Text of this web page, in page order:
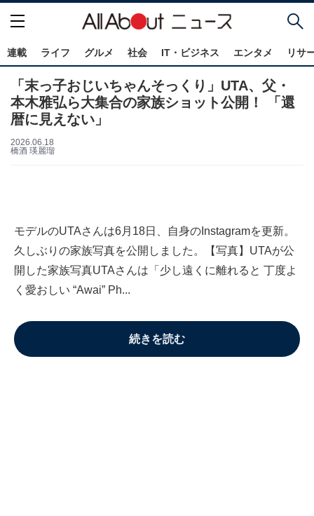
連載 ライフ グルメ 社会 IT・ビジネス エンタメ リサ
「末っ子おじいちゃんそっくり」UTA、父・
本木雅弘ら大集合の家族ショット公開！ 「還
暦に見えない」
2026.06.18
橋酒 瑛麗瑠
モデルのUTAさんは6月18日、自身のInstagramを更新。
久しぶりの家族写真を公開しました。【写真】UTAが公
開した家族写真UTAさんは「少し遠くに離れると 丁度よ
く愛おしい “Awai” Ph...
続きを読む